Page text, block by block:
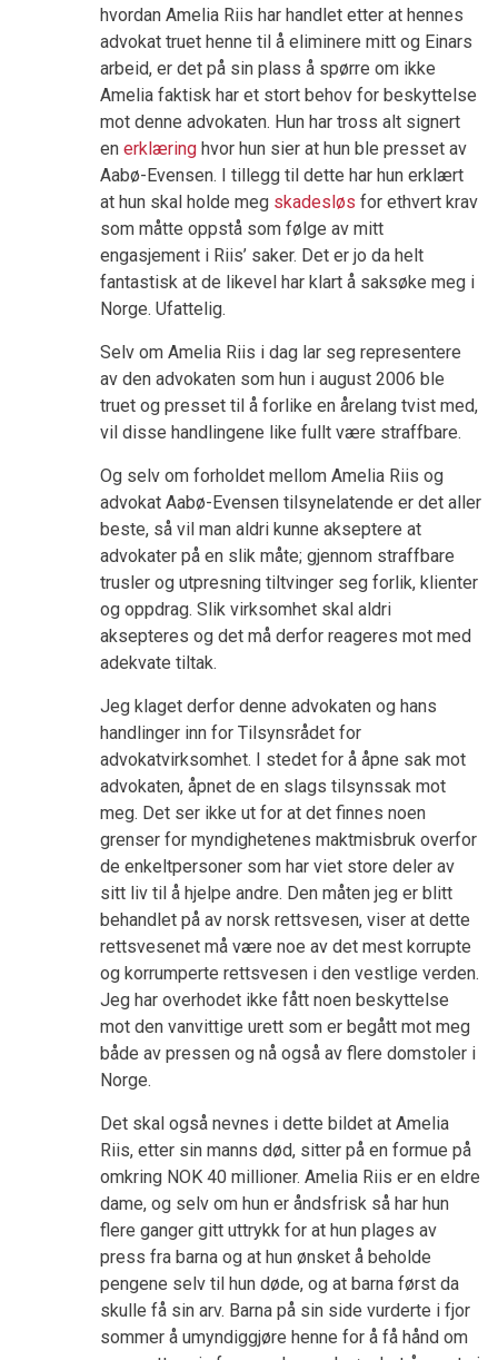
hvordan Amelia Riis har handlet etter at hennes
advokat truet henne til å eliminere mitt og Einars
arbeid, er det på sin plass å spørre om ikke
Amelia faktisk har et stort behov for beskyttelse
mot denne advokaten. Hun har tross alt signert
en erklæring hvor hun sier at hun ble presset av
Aabø-Evensen. I tillegg til dette har hun erklært
at hun skal holde meg skadesløs for ethvert krav
som måtte oppstå som følge av mitt
engasjement i Riis’ saker. Det er jo da helt
fantastisk at de likevel har klart å saksøke meg i
Norge. Ufattelig.
Selv om Amelia Riis i dag lar seg representere
av den advokaten som hun i august 2006 ble
truet og presset til å forlike en årelang tvist med,
vil disse handlingene like fullt være straffbare.
Og selv om forholdet mellom Amelia Riis og
advokat Aabø-Evensen tilsynelatende er det aller
beste, så vil man aldri kunne akseptere at
advokater på en slik måte; gjennom straffbare
trusler og utpresning tiltvinger seg forlik, klienter
og oppdrag. Slik virksomhet skal aldri
aksepteres og det må derfor reageres mot med
adekvate tiltak.
Jeg klaget derfor denne advokaten og hans
handlinger inn for Tilsynsrådet for
advokatvirksomhet. I stedet for å åpne sak mot
advokaten, åpnet de en slags tilsynssak mot
meg. Det ser ikke ut for at det finnes noen
grenser for myndighetenes maktmisbruk overfor
de enkeltpersoner som har viet store deler av
sitt liv til å hjelpe andre. Den måten jeg er blitt
behandlet på av norsk rettsvesen, viser at dette
rettsvesenet må være noe av det mest korrupte
og korrumperte rettsvesen i den vestlige verden.
Jeg har overhodet ikke fått noen beskyttelse
mot den vanvittige urett som er begått mot meg
både av pressen og nå også av flere domstoler i
Norge.
Det skal også nevnes i dette bildet at Amelia
Riis, etter sin manns død, sitter på en formue på
omkring NOK 40 millioner. Amelia Riis er en eldre
dame, og selv om hun er åndsfrisk så har hun
flere ganger gitt uttrykk for at hun plages av
press fra barna og at hun ønsket å beholde
pengene selv til hun døde, og at barna først da
skulle få sin arv. Barna på sin side vurderte i fjor
sommer å umyndiggjøre henne for å få hånd om